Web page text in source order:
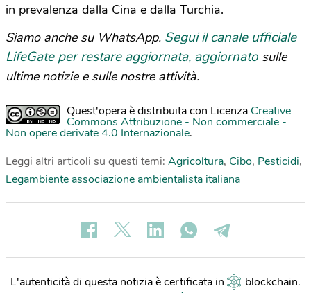
in prevalenza dalla Cina e dalla Turchia.
Siamo anche su WhatsApp. Segui il canale ufficiale
LifeGate per restare aggiornata, aggiornato sulle
ultime notizie e sulle nostre attività.
Quest'opera è distribuita con Licenza Creative
Commons Attribuzione - Non commerciale -
Non opere derivate 4.0 Internazionale.
Leggi altri articoli su questi temi: Agricoltura, Cibo, Pesticidi,
Legambiente associazione ambientalista italiana
L'autenticità di questa notizia è certificata in blockchain.